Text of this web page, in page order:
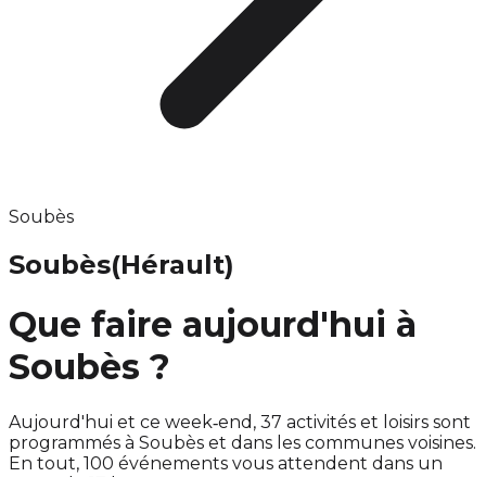
Soubès
Soubès(Hérault)
Que faire aujourd'hui à
Soubès ?
Aujourd'hui et ce week‑end, 37 activités et loisirs sont
programmés à Soubès et dans les communes voisines.
En tout, 100 événements vous attendent dans un